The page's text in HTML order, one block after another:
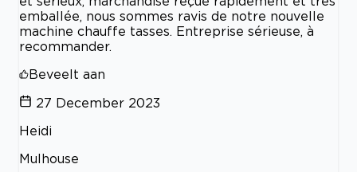
emballée, nous sommes ravis de notre nouvelle
machine chauffe tasses. Entreprise sérieuse, à
recommander.
Beveelt aan
27 December 2023
Heidi
Mulhouse